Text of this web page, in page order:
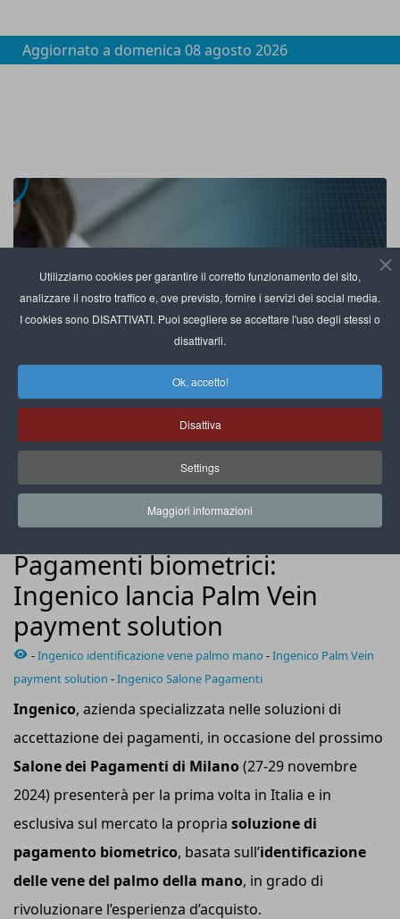
Utilizziamo cookies per garantire il corretto funzionamento del sito,
analizzare il nostro traffico e, ove previsto, fornire i servizi dei social media.
I cookies sono DISATTIVATI. Puoi scegliere se accettare l'uso degli stessi o
disattivarli.
Ok, accetto!
Disattiva
Settings
Maggiori informazioni
Aggiornato a domenica 08 agosto 2026
La soluzione prevede una scansione near infra-red (Nir) del
palmo della mano del cliente
Pagamenti biometrici:
Ingenico lancia Palm Vein
payment solution
-Ingenico identificazione vene palmo mano -Ingenico Palm Vein
payment solution -Ingenico Salone Pagamenti
Ingenico, azienda specializzata nelle soluzioni di
accettazione dei pagamenti, in occasione del prossimo
Salone dei Pagamenti di Milano(27-29 novembre
2024) presenterà per la prima volta in Italia e in
esclusiva sul mercato la propria soluzione di
pagamento biometrico, basata sull’identificazione
delle vene del palmo della mano, in grado di
rivoluzionare l’esperienza d’acquisto.